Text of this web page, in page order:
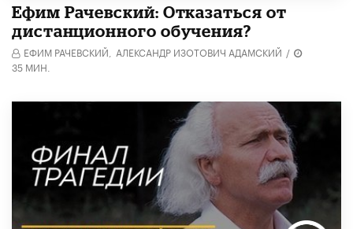
Ефим Рачевский: Отказаться от
дистанционного обучения?
ЕФИМ РАЧЕВСКИЙ, АЛЕКСАНДР ИЗОТОВИЧ АДАМСКИЙ /
35 МИН.